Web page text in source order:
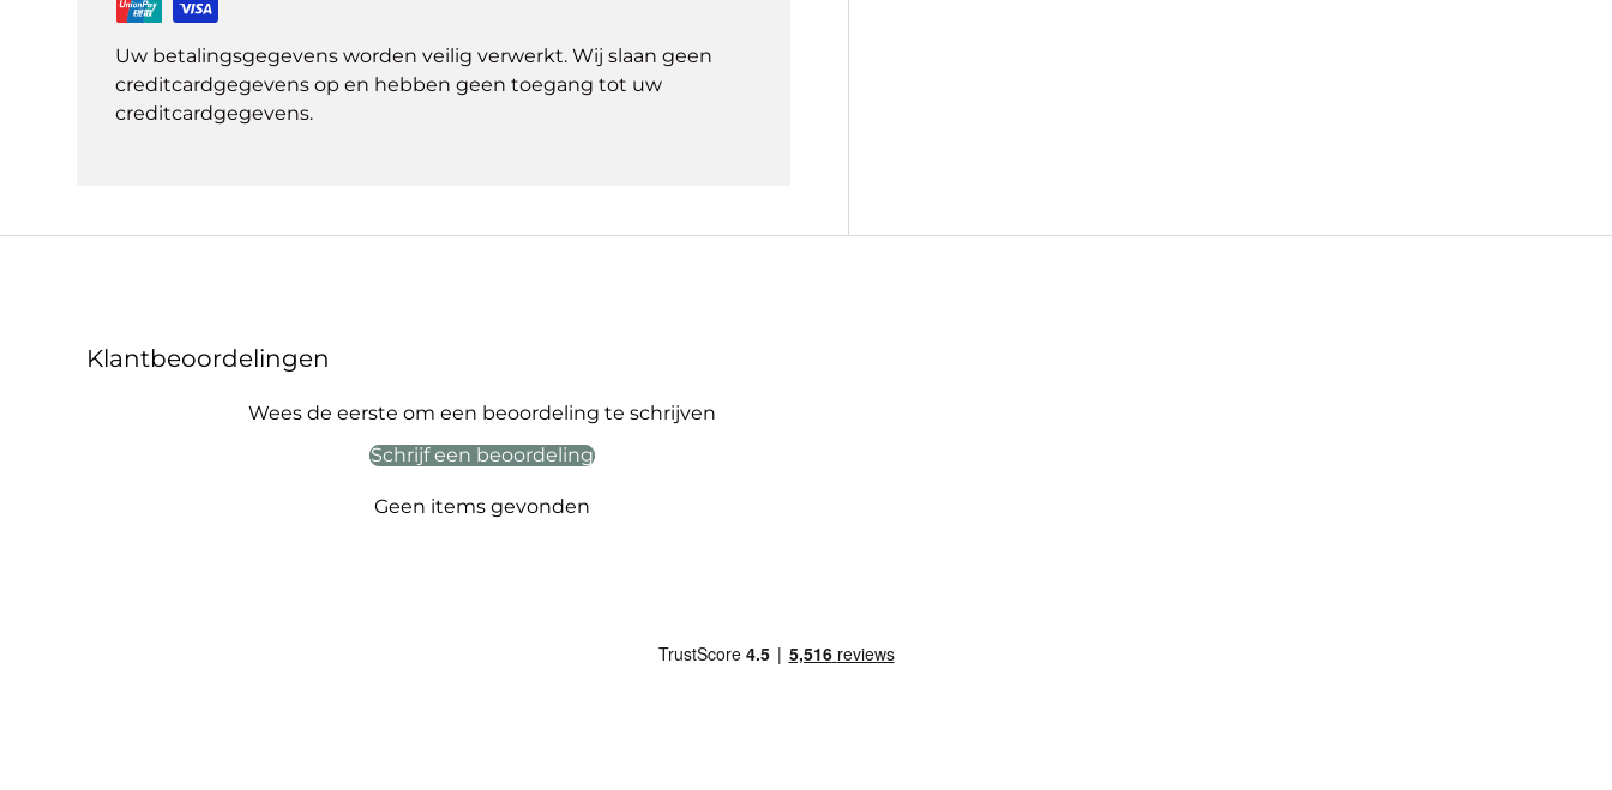
Uw betalingsgegevens worden veilig verwerkt. Wij slaan geen
creditcardgegevens op en hebben geen toegang tot uw
creditcardgegevens.
Klantbeoordelingen
Wees de eerste om een beoordeling te schrijven
Schrijf een beoordeling
Geen items gevonden